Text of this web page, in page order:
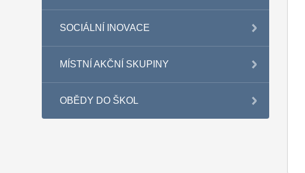
SOCIÁLNÍ INOVACE
MÍSTNÍ AKČNÍ SKUPINY
OBĚDY DO ŠKOL